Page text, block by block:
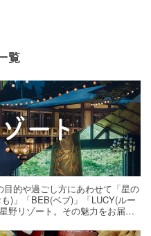
覧
目的や過ごし方にあわせて「星の
)」「BEB(ベブ)」「LUCY(ルー
野リゾート。その魅力をお届け